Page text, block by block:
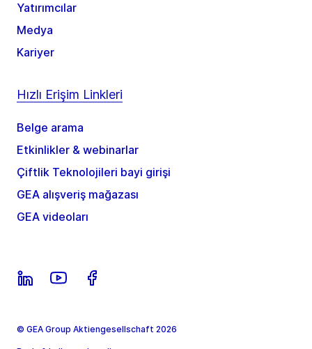
Yatırımcılar
Medya
Kariyer
Hızlı Erişim Linkleri
Belge arama
Etkinlikler & webinarlar
Çiftlik Teknolojileri bayi girişi
GEA alışveriş mağazası
GEA videoları
© GEA Group Aktiengesellschaft 2026